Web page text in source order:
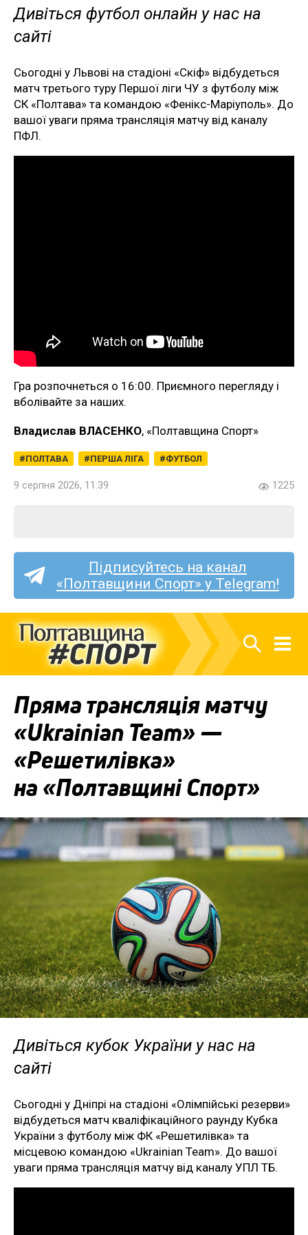
Дивіться футбол онлайн у нас на
сайті
Сьогодні у Львові на стадіоні «Скіф» відбудеться
матч третього туру Першої ліги ЧУ з футболу між
СК «Полтава» та командою «Фенікс-Маріуполь». До
вашої уваги пряма трансляція матчу від каналу
ПФЛ.
Гра розпочнеться о 16:00. Приємного перегляду і
вболівайте за наших.
Владислав ВЛАСЕНКО, «Полтавщина Спорт»
ПОЛТАВА ПЕРША ЛІГА ФУТБОЛ
9 серпня 2026, 11:39 1225
Підписуйтесь на канал
«Полтавщини Спорт» у Telegram!
Пряма трансляція матчу
«Ukrainian Team» —
«Решетилівка»
на «Полтавщині Спорт»
Дивіться кубок України у нас на
сайті
Сьогодні у Дніпрі на стадіоні «Олімпійські резерви»
відбудеться матч кваліфікаційного раунду Кубка
України з футболу між ФК «Решетилівка» та
місцевою командою «Ukrainian Team». До вашої
уваги пряма трансляція матчу від каналу УПЛ ТБ.